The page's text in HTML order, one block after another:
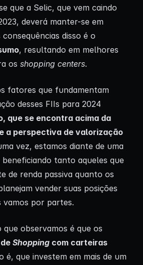
que a Selic, que vem caindo
deverá manter-se em
disso é o
, resultando em melhores
os shopping centers.
fatores que fundamentam
desses FIIs para 2024
que se encontra acima da
a perspectiva de valorização
vez, estamos diante de uma
beneficiando tanto aqueles que
de renda passiva quanto os
vender suas posições
vamos por partes.
observamos é que os
Shopping com carteiras
é, que investem em mais de um